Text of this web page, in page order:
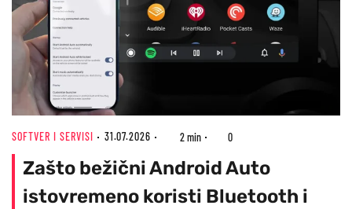
SOFTVER I SERVISI 31.07.2026 2 min 0
Zašto bežični Android Auto
istovremeno koristi Bluetooth i